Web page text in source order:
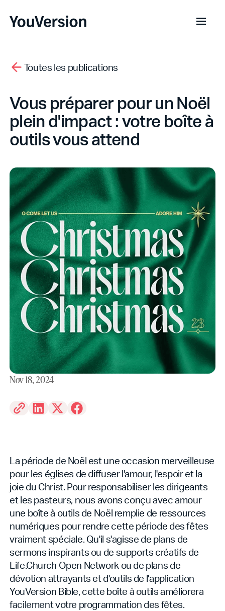
Toutes les publications
Vous préparer pour un Noël
plein d'impact : votre boîte à
outils vous attend
Nov 18, 2024
La période de Noël est une occasion merveilleuse
pour les églises de diffuser l'amour, l'espoir et la
joie du Christ. Pour responsabiliser les dirigeants
et les pasteurs, nous avons conçu avec amour
une boîte à outils de Noël remplie de ressources
numériques pour rendre cette période des fêtes
vraiment spéciale. Qu'il s'agisse de plans de
sermons inspirants ou de supports créatifs de
Life.Church Open Network ou de plans de
dévotion attrayants et d'outils de l'application
YouVersion Bible, cette boîte à outils améliorera
facilement votre programmation des fêtes.